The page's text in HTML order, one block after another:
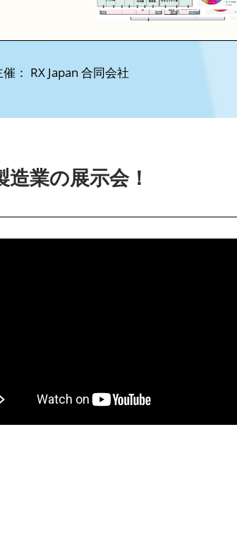
： RX Japan 合同会社
業の展示会！